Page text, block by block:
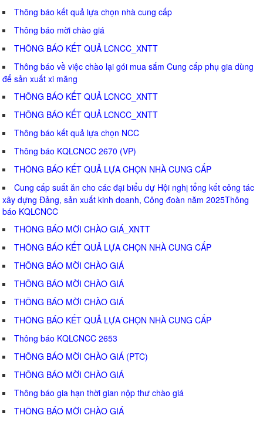
Thông báo kết quả lựa chọn nhà cung cấp
Thông báo mời chào giá
THÔNG BÁO KẾT QUẢ LCNCC_XNTT
Thông báo về việc chào lại gói mua sắm Cung cấp phụ gia dùng
để sản xuất xi măng
THÔNG BÁO KẾT QUẢ LCNCC_XNTT
THÔNG BÁO KẾT QUẢ LCNCC_XNTT
Thông báo kết quả lựa chọn NCC
Thông báo KQLCNCC 2670 (VP)
THÔNG BÁO KẾT QUẢ LỰA CHỌN NHÀ CUNG CẤP
Cung cấp suất ăn cho các đại biểu dự Hội nghị tổng kết công tác
xây dựng Đảng, sản xuất kinh doanh, Công đoàn năm 2025Thông
báo KQLCNCC
THÔNG BÁO MỜI CHÀO GIÁ_XNTT
THÔNG BÁO KẾT QUẢ LỰA CHỌN NHÀ CUNG CẤP
THÔNG BÁO MỜI CHÀO GIÁ
THÔNG BÁO MỜI CHÀO GIÁ
THÔNG BÁO MỜI CHÀO GIÁ
THÔNG BÁO KẾT QUẢ LỰA CHỌN NHÀ CUNG CẤP
Thông báo KQLCNCC 2653
THÔNG BÁO MỜI CHÀO GIÁ (PTC)
THÔNG BÁO MỜI CHÀO GIÁ
Thông báo gia hạn thời gian nộp thư chào giá
THÔNG BÁO MỜI CHÀO GIÁ